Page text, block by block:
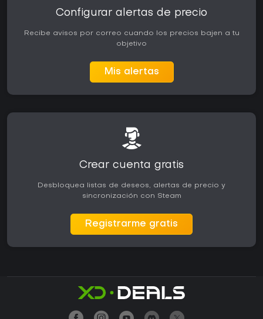
Configurar alertas de precio
Recibe avisos por correo cuando los precios bajen a tu
objetivo
Mis alertas
Crear cuenta gratis
Desbloquea listas de deseos, alertas de precio y
sincronización con Steam
Registrarme gratis